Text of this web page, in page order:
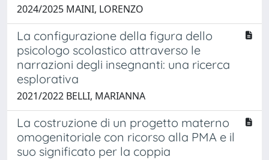
2024/2025 MAINI, LORENZO
La configurazione della figura dello
psicologo scolastico attraverso le
narrazioni degli insegnanti: una ricerca
esplorativa
2021/2022 BELLI, MARIANNA
La costruzione di un progetto materno
omogenitoriale con ricorso alla PMA e il
suo significato per la coppia